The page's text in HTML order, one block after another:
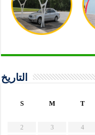
التاريخ
S
M T
2
3 4